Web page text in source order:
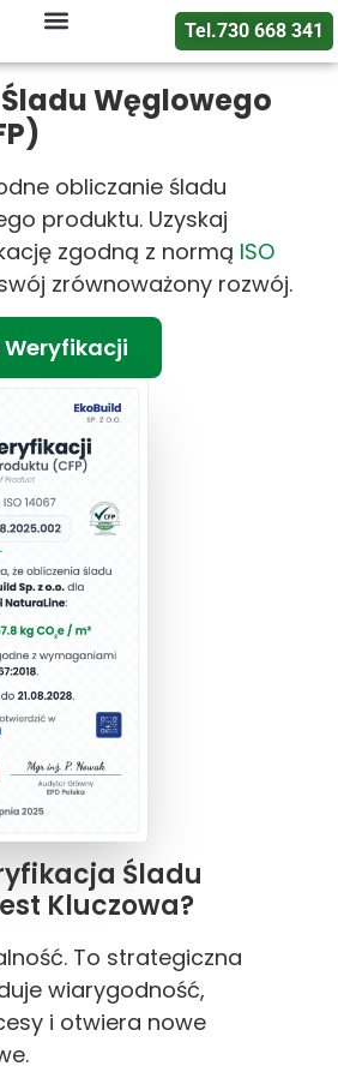
Tel.730 668 341
Węglowego
obliczanie śladu
produktu. Uzyskaj
zgodną z normą ISO
zrównoważony rozwój.
Weryfikacji
Śladu
Kluczowa?
To strategiczna
wiarygodność,
i otwiera nowe